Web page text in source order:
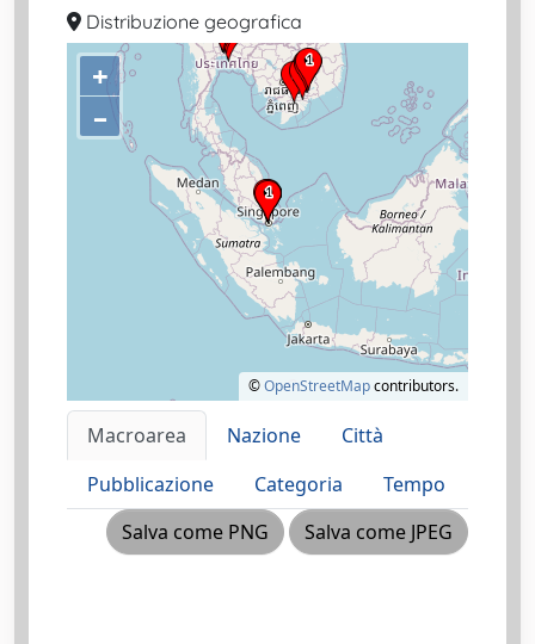
Distribuzione geografica
+
–
©OpenStreetMapcontributors.
Macroarea Nazione
Città
Pubblicazione
Categoria
Tempo
Salva come PNG
Salva come JPEG